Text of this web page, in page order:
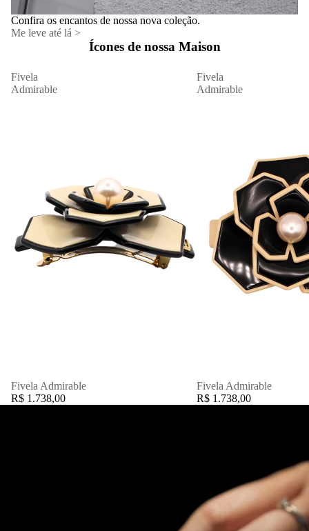
Confira os encantos de nossa nova coleção.
Me leve até lá >
Ícones de nossa Maison
Fivela
Admirable
Fivela Admirable
R$ 1.738,00
Fivela
Admirable
Fivela Admirable
R$ 1.738,00